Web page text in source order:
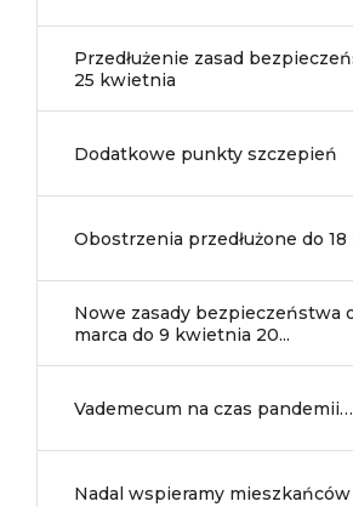
Przedłużenie zasad
25 kwietnia
Dodatkowe punkty szczepień
Obostrzenia przedłużone do
Nowe zasady bezpieczeństwa
marca do 9 kwietnia 20...
Vademecum na czas pandemii…
Nadal wspieramy mieszkańców